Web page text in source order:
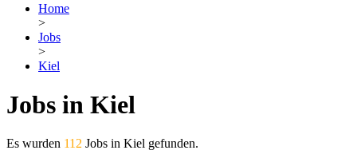
Home
>
Jobs
>
Kiel
Jobs in Kiel
Es wurden 112 Jobs in Kiel gefunden.